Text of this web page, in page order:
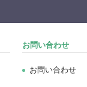
お問い合わせ
お問い合わせ